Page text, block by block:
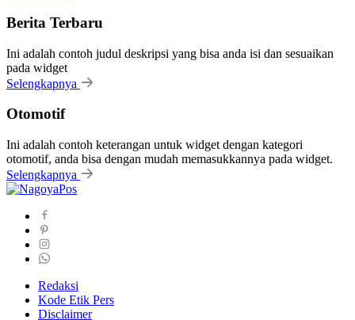
Berita Terbaru
Ini adalah contoh judul deskripsi yang bisa anda isi dan sesuaikan
pada widget
Selengkapnya
Otomotif
Ini adalah contoh keterangan untuk widget dengan kategori
otomotif, anda bisa dengan mudah memasukkannya pada widget.
Selengkapnya
Redaksi
Kode Etik Pers
Disclaimer